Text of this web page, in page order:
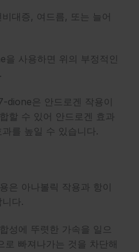
비대증, 여드름, 또는 늘어
사용하면 위의 부정적인
은 안드로겐 작용이
할 수 있어 안드로겐 효과
를 높일 수 있습니다.
은 아나볼릭 작용과 항이
다.
성에 뚜렷한 가속을 일으
로 빠져나가는 것을 차단해